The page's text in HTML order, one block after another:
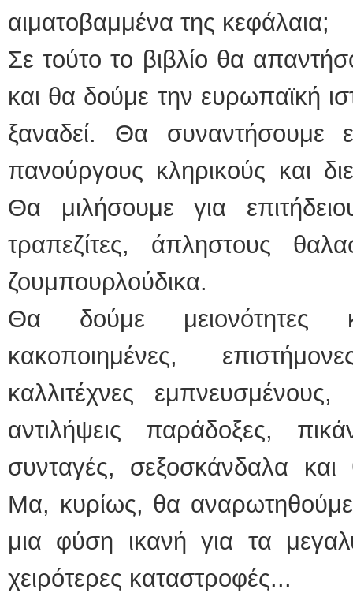
αιματοβαμμένα της κεφάλαια;
Σε τούτο το βιβλίο θα
και θα δούμε την ευρωπαϊκή
ξαναδεί. Θα συναντήσουμε
πανούργους κληρικούς και
Θα μιλήσουμε για
τραπεζίτες, άπληστους
ζουμπουρλούδικα.
Θα δούμε μειονότητες
κακοποιημένες,
καλλιτέχνες
αντιλήψεις παράδοξες,
συνταγές, σεξοσκάνδαλα και
Μα, κυρίως, θα
μια φύση ικανή για τα
χειρότερες καταστροφές...